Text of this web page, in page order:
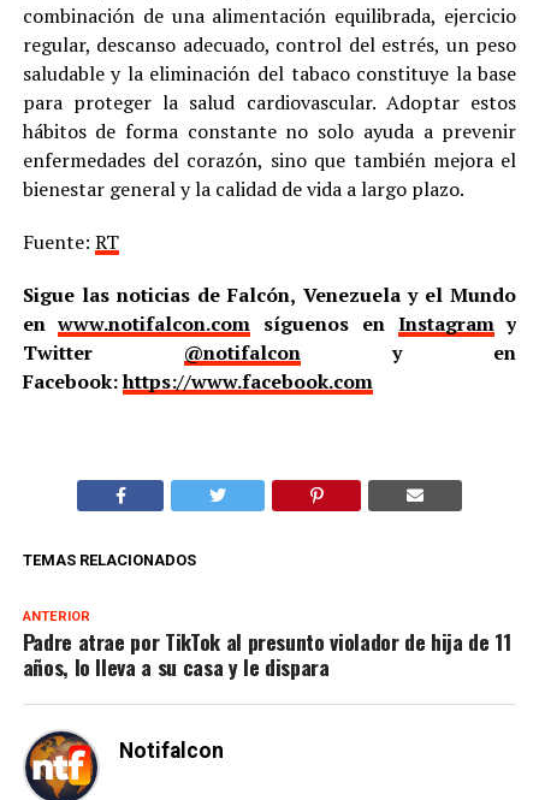
combinación de una alimentación equilibrada, ejercicio
regular, descanso adecuado, control del estrés, un peso
saludable y la eliminación del tabaco constituye la base
para proteger la salud cardiovascular. Adoptar estos
hábitos de forma constante no solo ayuda a prevenir
enfermedades del corazón, sino que también mejora el
bienestar general y la calidad de vida a largo plazo.
Fuente: RT
Sigue las noticias de Falcón, Venezuela y el Mundo
enwww.notifalcon.com síguenos en Instagramy
Twitter @notifalcony en
Facebook:https://www.facebook.com
TEMAS RELACIONADOS
ANTERIOR
Padre atrae por TikTok al presunto violador de hija de 11
años, lo lleva a su casa y le dispara
Notifalcon